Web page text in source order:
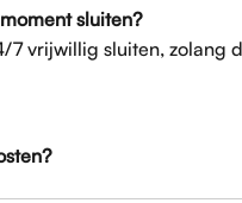
sluiten?
7 vrijwillig sluiten, zolang